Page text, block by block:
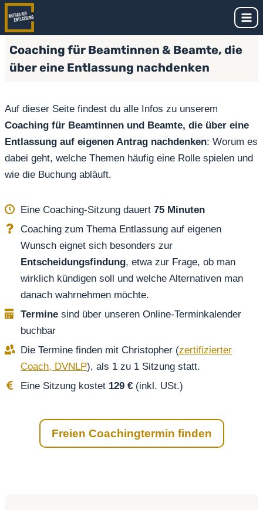
Zum
Inhalt
Coaching für Beamtinnen & Beamte, die
über eine Entlassung nachdenken
Auf dieser Seite findest du alle Infos zu unserem
Coaching für Beamtinnen und Beamte, die über eine
Entlassung auf eigenen Antrag nachdenken: Worum es
dabei geht, welche Themen häufig eine Rolle spielen und
wie die Buchung abläuft.
Eine Coaching-Sitzung dauert 75 Minuten
Coaching zum Thema Entlassung auf eigenen
Wunsch eignet sich besonders zur
Entscheidungsfindung, etwa zur Frage, ob man
wirklich kündigen soll und welche Alternativen man
danach wahrnehmen möchte.
Termine sind über unseren Online-Terminkalender
buchbar
Die Termine finden mit Christopher (zertifizierter
Coach, DVNLP), als 1 zu 1 Sitzung statt.
Eine Sitzung kostet 129 € (inkl. USt.)
Freien Coachingtermin finden